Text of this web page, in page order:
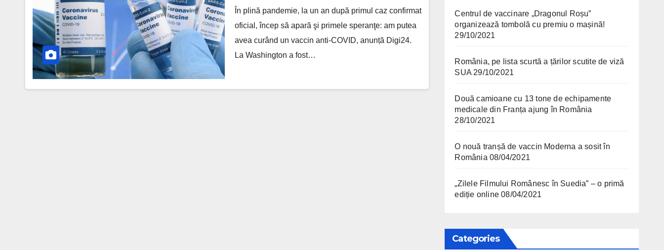
În plină pandemie, la un an după primul caz confirmat
oficial, încep să apară şi primele speranţe: am putea
avea curând un vaccin anti-COVID, anunță Digi24.
La Washington a fost…
Centrul de vaccinare „Dragonul Roșu”
organizează tombolă cu premiu o mașină!
29/10/2021
România, pe lista scurtă a țărilor scutite de viză
SUA 29/10/2021
Două camioane cu 13 tone de echipamente
medicale din Franța ajung în România
28/10/2021
O nouă tranșă de vaccin Moderna a sosit în
România 08/04/2021
„Zilele Filmului Românesc în Suedia” – o primă
ediție online 08/04/2021
Categories